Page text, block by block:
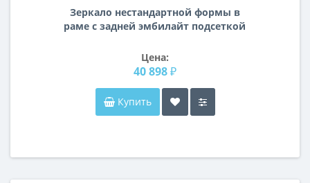
Зеркало нестандартной формы в
раме с задней эмбилайт подсеткой
Цена:
40 898 ₽
Купить